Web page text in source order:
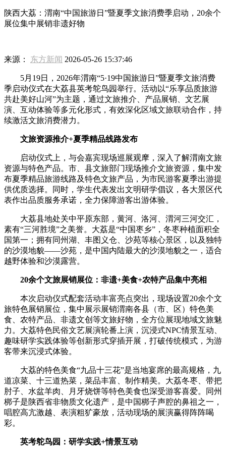
陕西大荔：渭南“中国旅游日”暨夏季文旅消费季启动，20余个
展位集中展销非遗好物
来源： 东方新闻 2026-05-26 15:37:46
5月19日，2026年渭南“5·19中国旅游日”暨夏季文旅消费
季启动仪式在大荔县英考鸵鸟园举行。活动以“乐享品质旅游
共赴美好山河”为主题，通过文旅推介、产品展销、文艺展
演、互动体验等多元化形式，有效深化区域文旅联动合作，持
续激活文旅消费潜力。
文旅资源推介+夏季精品线路发布
启动仪式上，与会嘉宾现场巡展观摩，深入了解渭南文旅
资源与特色产品。市、县文旅部门现场推介文旅资源，集中发
布夏季精品旅游线路及特色文旅产品，为市民游客夏季出游提
供优质选择。同时，学生代表发出文明研学倡议，各大景区代
表作出品质服务承诺，全力保障游客出游体验。
大荔县地处关中平原东部，黄河、洛河、渭河三河交汇，
素有“三河胜境”之美誉。大荔是“中国枣乡”，冬枣种植面积全
国第一；拥有同州湖、丰图义仓、沙苑等核心景区，以及独特
的沙漠地貌——沙苑，是中国内陆最大的沙漠地貌之一，适合
越野体验和沙漠露营。
20余个文旅展销展位：非遗+美食+农特产品集中亮相
本次启动仪式配套活动丰富亮点突出，现场设置20余个文
旅特色展销展位，集中展示展销渭南各县（市、区）特色美
食、农特产品、非遗文创等文旅好物，全方位展现地域文旅魅
力。大荔特色民俗文艺展演轮番上演，沉浸式NPC情景互动、
趣味研学实践体验等创新形式穿插开展，打破传统模式，为游
客带来沉浸式体验。
大荔的特色美食“九品十三花”是当地宴席的最高规格，九
道凉菜、十三道热菜，菜品丰富、制作精美。大荔冬枣、带把
肘子、水盆羊肉、月牙烧饼等特色美食也深受游客喜爱。同州
梆子是陕西省非物质文化遗产，是中国梆子声腔的鼻祖之一，
唱腔高亢激越、表演粗犷豪放，活动现场的展演赢得阵阵喝
彩。
英考鸵鸟园：研学实践+情景互动